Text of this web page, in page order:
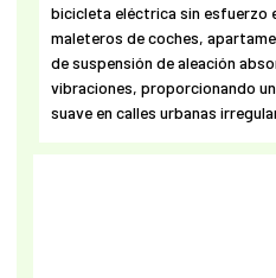
bicicleta eléctrica sin esfuerzo
maleteros de coches,
de suspensión de aleación
vibraciones, proporcionando
suave en calles urbanas